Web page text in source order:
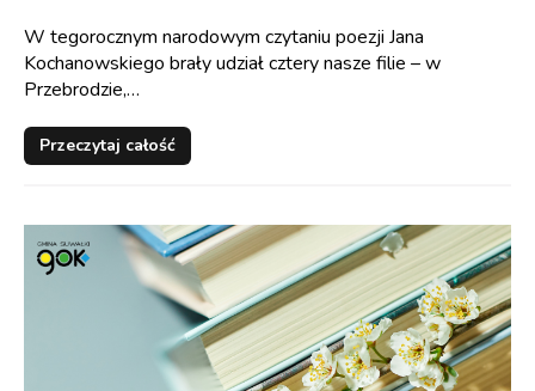
W tegorocznym narodowym czytaniu poezji Jana
Kochanowskiego brały udział cztery nasze filie – w
Przebrodzie,…
Przeczytaj całość